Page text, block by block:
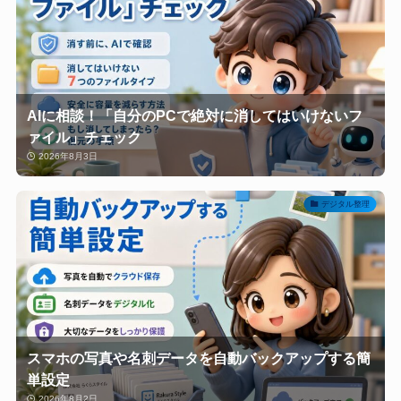
AIに相談！「自分のPCで絶対に消してはいけないフ
ァイル」チェック
2026年8月3日
デジタル整理
スマホの写真や名刺データを自動バックアップする簡
単設定
2026年8月2日